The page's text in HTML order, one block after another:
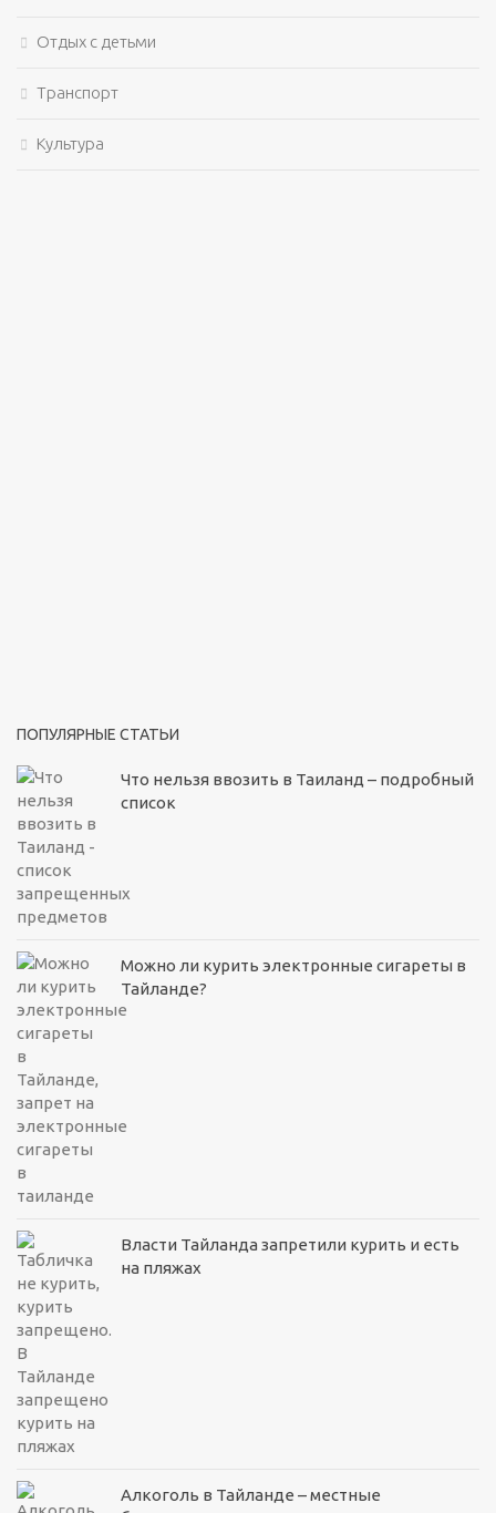
Отдых с детьми
Транспорт
Культура
ПОПУЛЯРНЫЕ СТАТЬИ
Что нельзя ввозить в Таиланд – подробный
список
Можно ли курить электронные сигареты в
Тайланде?
Власти Тайланда запретили курить и есть
на пляжах
Алкоголь в Тайланде – местные